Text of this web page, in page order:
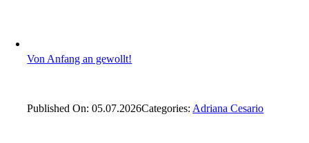
Von Anfang an gewollt!
Published On: 05.07.2026Categories: Adriana Cesario